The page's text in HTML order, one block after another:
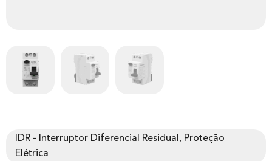
IDR - Interruptor Diferencial Residual, Proteção
Elétrica